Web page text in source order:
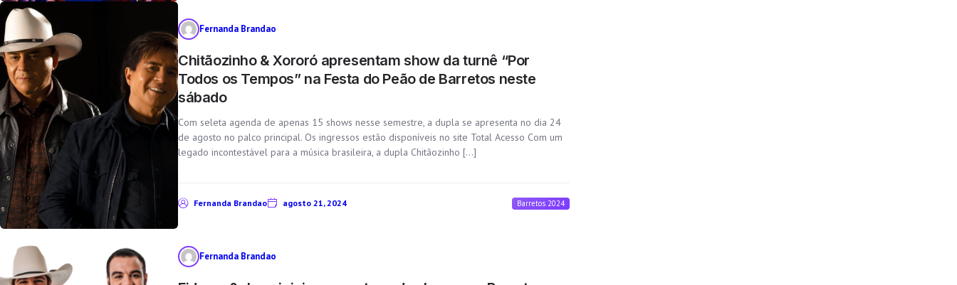
Fernanda Brandao
Chitãozinho & Xororó apresentam show da turnê “Por
Todos os Tempos” na Festa do Peão de Barretos neste
sábado
Com seleta agenda de apenas 15 shows nesse semestre, a dupla se apresenta no dia 24
de agosto no palco principal. Os ingressos estão disponíveis no site Total Acesso Com um
legado incontestável para a música brasileira, a dupla Chitãozinho […]
Fernanda Brandao agosto 21, 2024 Barretos 2024
Fernanda Brandao